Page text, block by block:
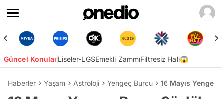
Güncel KonularLiseler-LGSEmekli ZammıFiltresiz Hali😱
Haberler Yaşam Astroloji Yengeç Burcu 16 Mayıs